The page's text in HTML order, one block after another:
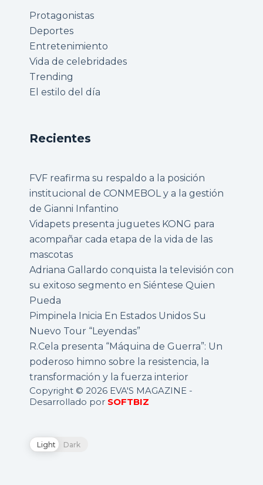
Protagonistas
Deportes
Entretenimiento
Vida de celebridades
Trending
El estilo del día
Recientes
FVF reafirma su respaldo a la posición
institucional de CONMEBOL y a la gestión
de Gianni Infantino
Vidapets presenta juguetes KONG para
acompañar cada etapa de la vida de las
mascotas
Adriana Gallardo conquista la televisión con
su exitoso segmento en Siéntese Quien
Pueda
Pimpinela Inicia En Estados Unidos Su
Nuevo Tour “Leyendas”
R.Cela presenta “Máquina de Guerra”: Un
poderoso himno sobre la resistencia, la
transformación y la fuerza interior
Copyright © 2026 EVA'S MAGAZINE -
Desarrollado por SOFTBIZ
Light Dark